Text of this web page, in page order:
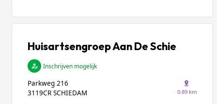
Huisartsengroep Aan De Schie
Inschrijven mogelijk
Parkweg 216
3119CR SCHIEDAM
0.89 km